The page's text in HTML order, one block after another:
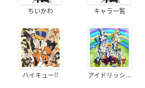
ちいかわ キャラ一覧
ハイキュー!! アイドリッシ...